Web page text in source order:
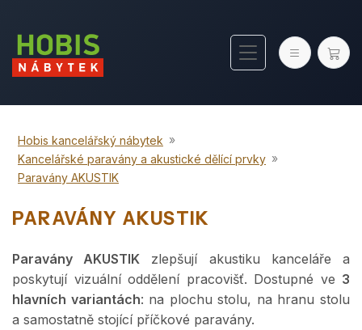
Hobis kancelářský nábytek »
Kancelářské paravány a akustické dělící prvky »
Paravány AKUSTIK
PARAVÁNY AKUSTIK
Paravány AKUSTIK zlepšují akustiku kanceláře a
poskytují vizuální oddělení pracovišť. Dostupné ve 3
hlavních variantách: na plochu stolu, na hranu stolu
a samostatně stojící příčkové paravány.